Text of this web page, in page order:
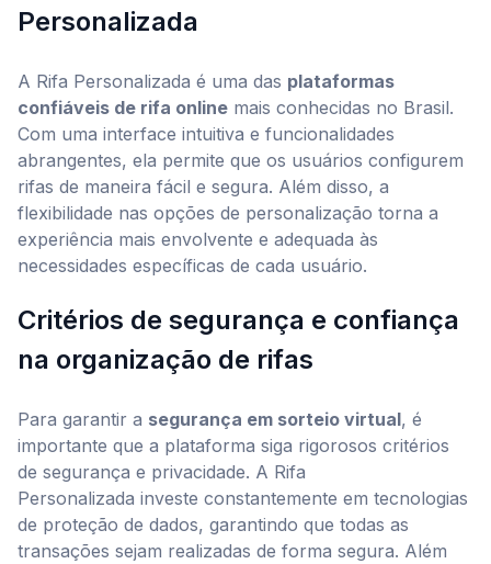
Personalizada
A Rifa Personalizada é uma das plataformas
confiáveis de rifa online mais conhecidas no Brasil.
Com uma interface intuitiva e funcionalidades
abrangentes, ela permite que os usuários configurem
rifas de maneira fácil e segura. Além disso, a
flexibilidade nas opções de personalização torna a
experiência mais envolvente e adequada às
necessidades específicas de cada usuário.
Critérios de segurança e confiança
na organização de rifas
Para garantir a segurança em sorteio virtual, é
importante que a plataforma siga rigorosos critérios
de segurança e privacidade. A Rifa
Personalizada investe constantemente em tecnologias
de proteção de dados, garantindo que todas as
transações sejam realizadas de forma segura. Além